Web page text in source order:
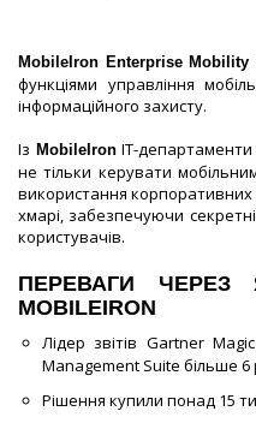
MobileIron Enterprise Mobility
функціями управління
інформаційного захисту.
Із MobileIronІТ-департаменти
не тільки керувати
використання
хмарі, забезпечуючи
користувачів.
ПЕРЕВАГИ ЧЕРЕЗ
MOBILEIRON
Лідер звітів Gartner
Management Suite більше 6
Рішення купили понад 15